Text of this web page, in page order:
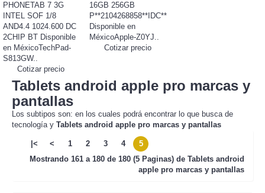
PHONETAB 7 3G
INTEL SOF 1/8
AND4.4 1024.600 DC
2CHIP BT Disponible
en MéxicoTechPad-
S813GW..
Cotizar precio
16GB 256GB
P**2104268858**IDC**
Disponible en
MéxicoApple-Z0YJ..
Cotizar precio
Tablets android apple pro marcas y
pantallas
Los subtipos son: en los cuales podrá encontrar lo que busca de
tecnología y Tablets android apple pro marcas y pantallas
|< < 1 2 3 4
5
Mostrando 161 a 180 de 180 (5 Paginas) de Tablets android
apple pro marcas y pantallas